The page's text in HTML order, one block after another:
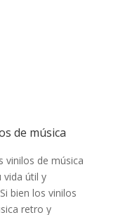
de música
vinilos de música
vida útil y
bien los vinilos
retro y